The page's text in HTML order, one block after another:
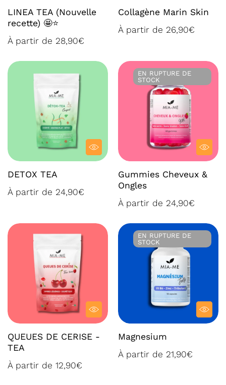
LINEA TEA (Nouvelle
recette) 🤩⭐
À partir de 28,90€
Collagène Marin Skin
À partir de 26,90€
DETOX TEA
À partir de 24,90€
EN RUPTURE DE
STOCK
EN RUPTURE DE STOCK
Gummies Cheveux &
Ongles
À partir de 24,90€
QUEUES DE CERISE -
TEA
À partir de 12,90€
EN RUPTURE DE
STOCK
EN RUPTURE DE STOCK
Magnesium
À partir de 21,90€